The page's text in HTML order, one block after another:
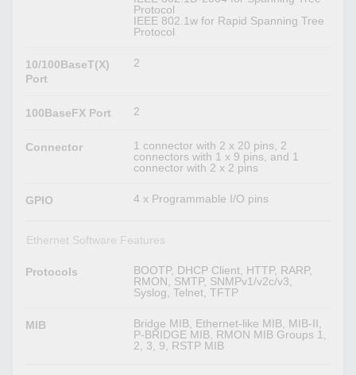
Protocol
IEEE 802.1w for Rapid Spanning Tree
Protocol
10/100BaseT(X)
Port
2
100BaseFX Port 2
Connector
1 connector with 2 x 20 pins, 2
connectors with 1 x 9 pins, and 1
connector with 2 x 2 pins
GPIO 4 x Programmable I/O pins
Ethernet Software Features
Protocols
BOOTP, DHCP Client, HTTP, RARP,
RMON, SMTP, SNMPv1/v2c/v3,
Syslog, Telnet, TFTP
MIB
Bridge MIB, Ethernet-like MIB, MIB-II,
P-BRIDGE MIB, RMON MIB Groups 1,
2, 3, 9, RSTP MIB